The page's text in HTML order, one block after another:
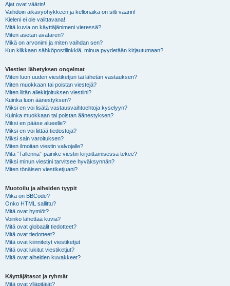
Ajat ovat väärin!
Vaihdoin aikavyöhykkeen ja kellonaika on silti väärin!
Kieleni ei ole valittavana!
Mitä kuvia on käyttäjänimeni vieressä?
Miten asetan avataren?
Mikä on arvonimi ja miten vaihdan sen?
Kun klikkaan sähköpostilinkkiä, minua pyydetään kirjautumaan?
Viestien lähetyksen ongelmat
Miten luon uuden viestiketjun tai lähetän vastauksen?
Miten muokkaan tai poistan viestejä?
Miten liitän allekirjoituksen viestiini?
Kuinka luon äänestyksen?
Miksi en voi lisätä vastausvaihtoehtoja kyselyyn?
Kuinka muokkaan tai poistan äänestyksen?
Miksi en pääse alueelle?
Miksi en voi liittää tiedostoja?
Miksi sain varoituksen?
Miten ilmoitan viestin valvojalle?
Mitä “Tallenna”-painike viestin kirjoittamisessa tekee?
Miksi minun viestini tarvitsee hyväksynnän?
Miten tönäisen viestiketjuani?
Muotoilu ja aiheiden tyypit
Mikä on BBCode?
Onko HTML sallittu?
Mitä ovat hymiöt?
Voinko lähettää kuvia?
Mitä ovat globaalit tiedotteet?
Mitä ovat tiedotteet?
Mitä ovat kiinnitetyt viestiketjut
Mitä ovat lukitut viestiketjut?
Mitä ovat aiheiden kuvakkeet?
Käyttäjätasot ja ryhmät
Mitä ovat ylläpitäjät?